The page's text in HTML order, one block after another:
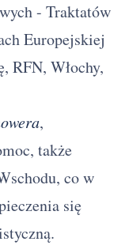
- Traktatów
Europejskiej
RFN, Włochy,
,
także
co w
się